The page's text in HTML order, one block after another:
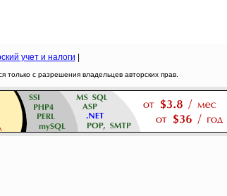
учет и налоги
с разрешения владельцев авторских прав.